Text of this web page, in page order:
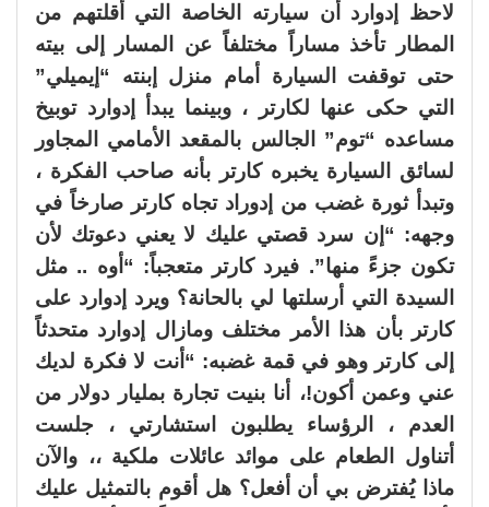
لاحظ إدوارد أن سيارته الخاصة التي أقلتهم من
المطار تأخذ مساراً مختلفاً عن المسار إلى بيته
حتى توقفت السيارة أمام منزل إبنته “إيميلي”
التي حكى عنها لكارتر ، وبينما يبدأ إدوارد توبيخ
مساعده “توم” الجالس بالمقعد الأمامي المجاور
لسائق السيارة يخبره كارتر بأنه صاحب الفكرة ،
وتبدأ ثورة غضب من إدوراد تجاه كارتر صارخاً في
وجهه: “إن سرد قصتي عليك لا يعني دعوتك لأن
تكون جزءً منها”. فيرد كارتر متعجباً: “أوه .. مثل
السيدة التي أرسلتها لي بالحانة؟ ويرد إدوارد على
كارتر بأن هذا الأمر مختلف ومازال إدوارد متحدثاً
إلى كارتر وهو في قمة غضبه: “أنت لا فكرة لديك
عني وعمن أكون!، أنا بنيت تجارة بمليار دولار من
العدم ، الرؤساء يطلبون استشارتي ، جلست
أتناول الطعام على موائد عائلات ملكية ،، والآن
ماذا يُفترض بي أن أفعل؟ هل أقوم بالتمثيل عليك